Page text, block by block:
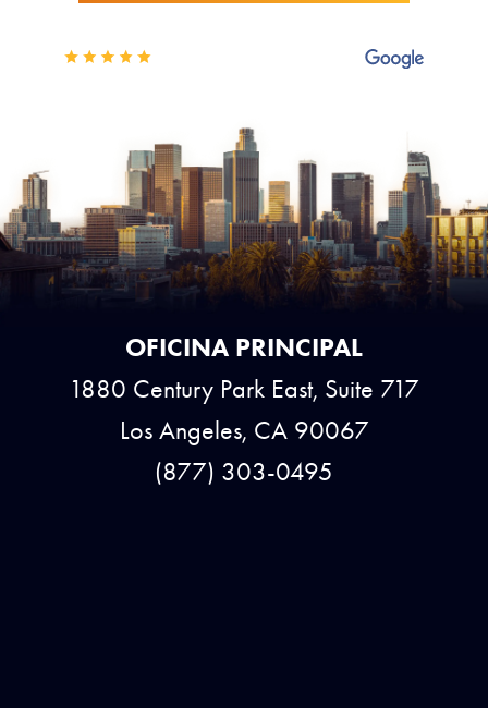
OFICINA PRINCIPAL
1880 Century Park East, Suite 717
Los Angeles, CA 90067
(877) 303-0495